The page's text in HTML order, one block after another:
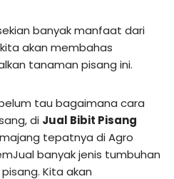
banyak manfaat dari
akan membahas
tanaman pisang ini.
tau bagaimana cara
di Jual Bibit Pisang
tepatnya di Agro
banyak jenis tumbuhan
Kita akan